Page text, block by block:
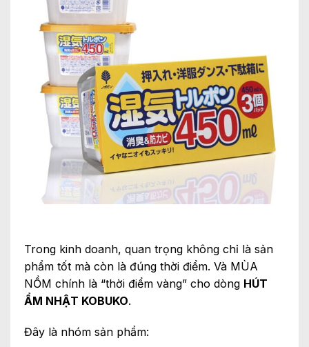
Trong kinh doanh, quan trọng không chỉ là sản
phẩm tốt mà còn là đúng thời điểm. Và MÙA
NỒM chính là “thời điểm vàng” cho dòng HÚT
ẨM NHẬT KOBUKO.
Đây là nhóm sản phẩm: